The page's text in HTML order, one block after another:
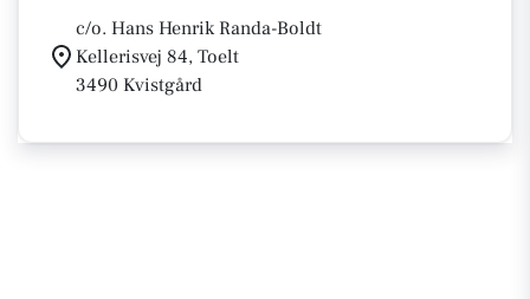
c/o. Hans Henrik Randa-Boldt
Kellerisvej 84, Toelt
3490 Kvistgård